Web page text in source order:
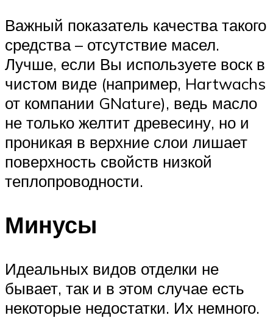
Важный показатель качества такого
средства – отсутствие масел.
Лучше, если Вы используете воск в
чистом виде (например, Hartwachs
от компании GNature), ведь масло
не только желтит древесину, но и
проникая в верхние слои лишает
поверхность свойств низкой
теплопроводности.
Минусы
Идеальных видов отделки не
бывает, так и в этом случае есть
некоторые недостатки. Их немного.